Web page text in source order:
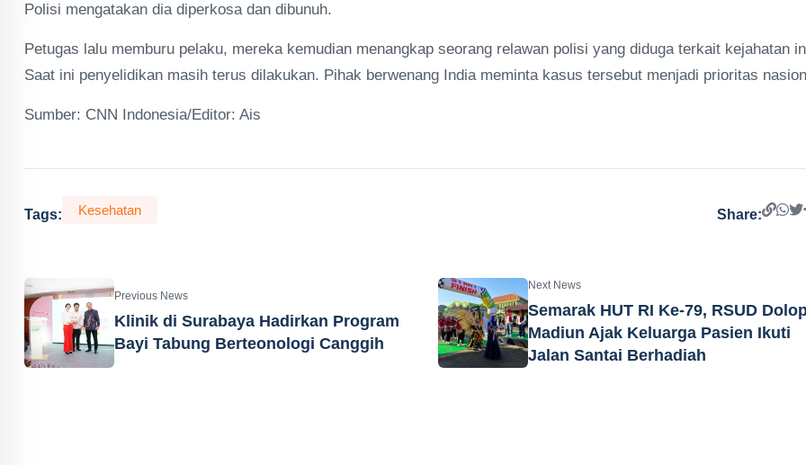
Polisi mengatakan dia diperkosa dan dibunuh.
Petugas lalu memburu pelaku, mereka kemudian menangkap seorang relawan polisi yang diduga terkait kejahatan
Saat ini penyelidikan masih terus dilakukan. Pihak berwenang India meminta kasus tersebut menjadi prioritas
Sumber: CNN Indonesia/Editor: Ais
Tags: Kesehatan Share:
Previous News
Klinik di Surabaya Hadirkan Program
Bayi Tabung Berteonologi Canggih
Next News
Semarak HUT RI Ke-79, RSUD
Madiun Ajak Keluarga Pasien Ikuti
Jalan Santai Berhadiah